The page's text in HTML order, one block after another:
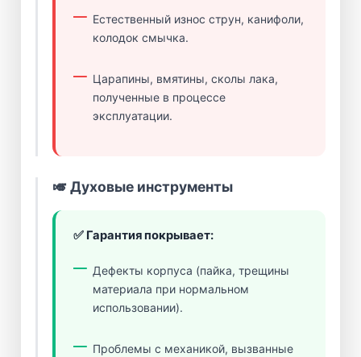
Естественный износ струн, канифоли,
колодок смычка.
Царапины, вмятины, сколы лака,
полученные в процессе
эксплуатации.
🎺 Духовые инструменты
✅ Гарантия покрывает:
Дефекты корпуса (пайка, трещины
материала при нормальном
использовании).
Проблемы с механикой, вызванные